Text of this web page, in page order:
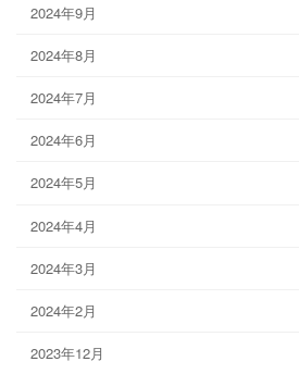
2024年9月
2024年8月
2024年7月
2024年6月
2024年5月
2024年4月
2024年3月
2024年2月
2023年12月